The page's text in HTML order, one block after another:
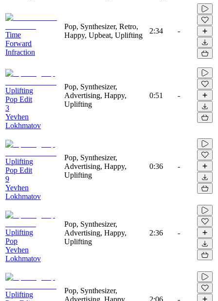
Time
Forward
Infraction
Pop, Synthesizer, Retro,
Happy, Upbeat, Uplifting
2:34 -
Uplifting
Pop Edit
3
Yevhen
Lokhmatov
Pop, Synthesizer,
Advertising, Happy,
Uplifting
0:51 -
Uplifting
Pop Edit
9
Yevhen
Lokhmatov
Pop, Synthesizer,
Advertising, Happy,
Uplifting
0:36 -
Uplifting
Pop
Yevhen
Lokhmatov
Pop, Synthesizer,
Advertising, Happy,
Uplifting
2:36 -
Uplifting
Pop, Synthesizer,
Advertising, Happy,
2:06 -